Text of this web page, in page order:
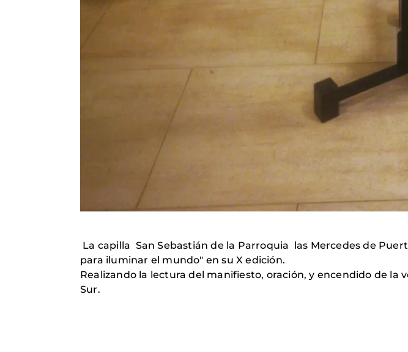
La capilla San Sebastián de la Parroquia las Mercedes de
para iluminar el mundo" en su X edición.
Realizando la lectura del manifiesto, oración, y encendido de la
Sur.